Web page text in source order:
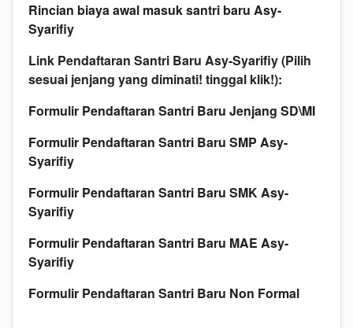
Rincian biaya awal masuk santri baru Asy-
Syarifiy
Link Pendaftaran Santri Baru Asy-Syarifiy (Pilih
sesuai jenjang yang diminati! tinggal klik!):
Formulir Pendaftaran Santri Baru Jenjang SD\MI
Formulir Pendaftaran Santri Baru SMP Asy-
Syarifiy
Formulir Pendaftaran Santri Baru SMK Asy-
Syarifiy
Formulir Pendaftaran Santri Baru MAE Asy-
Syarifiy
Formulir Pendaftaran Santri Baru Non Formal